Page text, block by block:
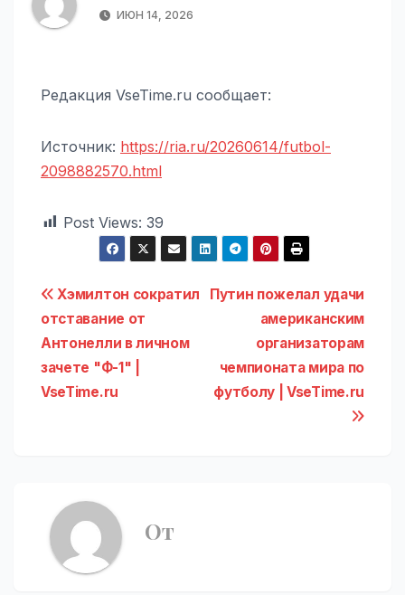
ИЮН 14, 2026
Редакция VseTime.ru сообщает:
Источник: https://ria.ru/20260614/futbol-
2098882570.html
Post Views: 39
Навигация
по
записям
Путин пожелал удачи
американским
организаторам
чемпионата мира по
футболу | VseTime.ru
Хэмилтон сократил
отставание от
Антонелли в личном
зачете "Ф-1" |
VseTime.ru
От